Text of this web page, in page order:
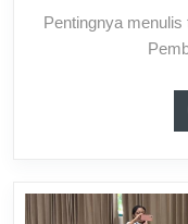
Pentingnya